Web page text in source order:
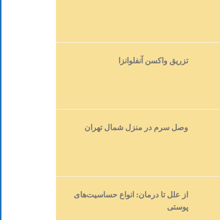
تزریق واکسن آنفلوانزا
وصل سرم در منزل شمال تهران
از علل تا درمان: انواع حساسیت‌های
پوستی